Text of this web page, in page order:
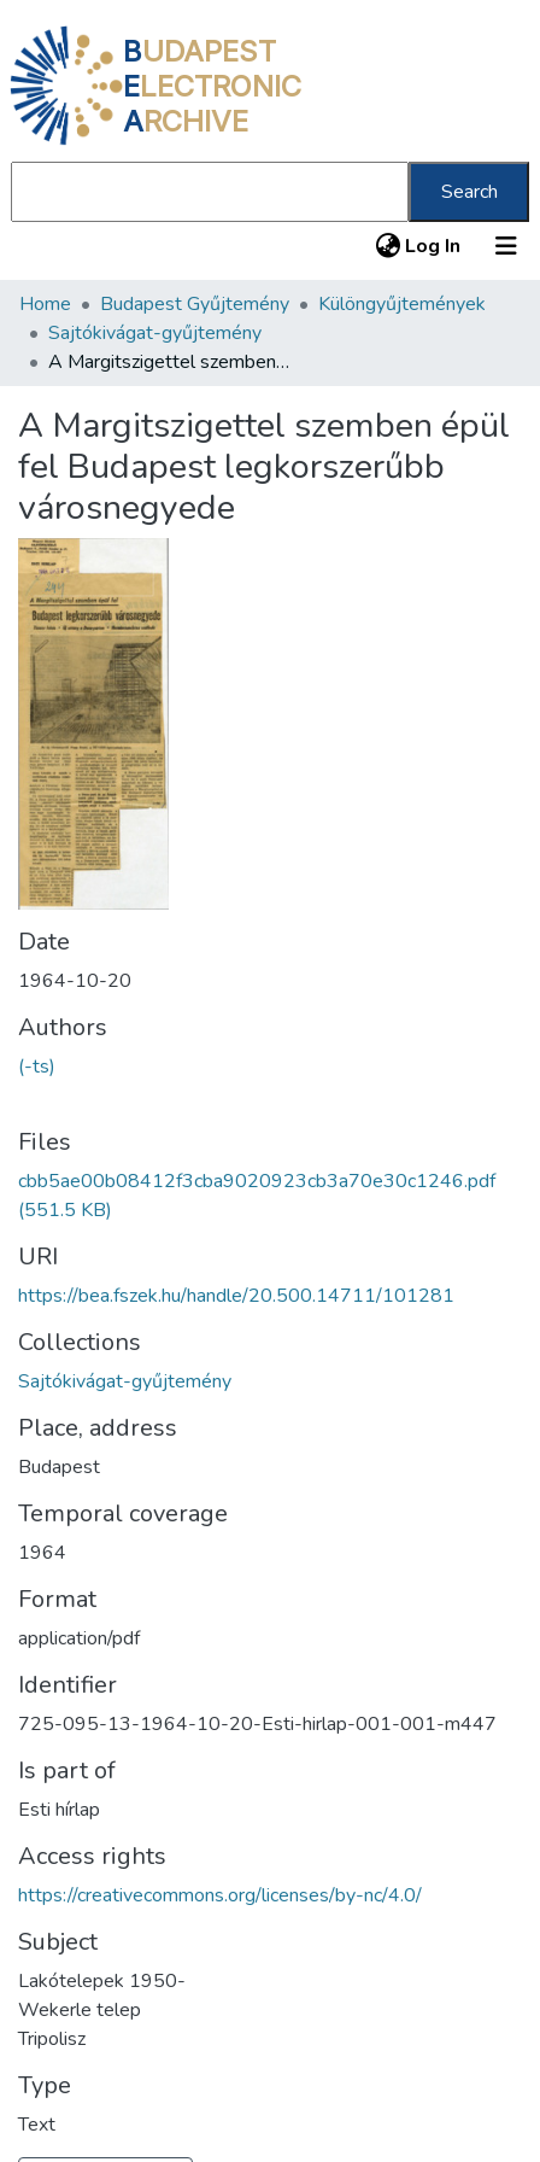
BUDAPEST
ELECTRONIC
ARCHIVE
Search
Log In (current)
Communities & Collections
All of DSpace
About us
Home Budapest Gyűjtemény
Különgyűjtemények
Sajtókivágat-gyűjtemény
A Margitszigettel szemben épül fel Budapest legkorszerűbb városnegyede
A Margitszigettel szemben épül
fel Budapest legkorszerűbb
városnegyede
Date
1964-10-20
Authors
(-ts)
Files
cbb5ae00b08412f3cba9020923cb3a70e30c1246.pdf
(551.5 KB)
URI
https://bea.fszek.hu/handle/20.500.14711/101281
Collections
Sajtókivágat-gyűjtemény
Place, address
Budapest
Temporal coverage
1964
Format
application/pdf
Identifier
725-095-13-1964-10-20-Esti-hirlap-001-001-m447
Is part of
Esti hírlap
Access rights
https://creativecommons.org/licenses/by-nc/4.0/
Subject
Lakótelepek 1950-
Wekerle telep
Tripolisz
Type
Text